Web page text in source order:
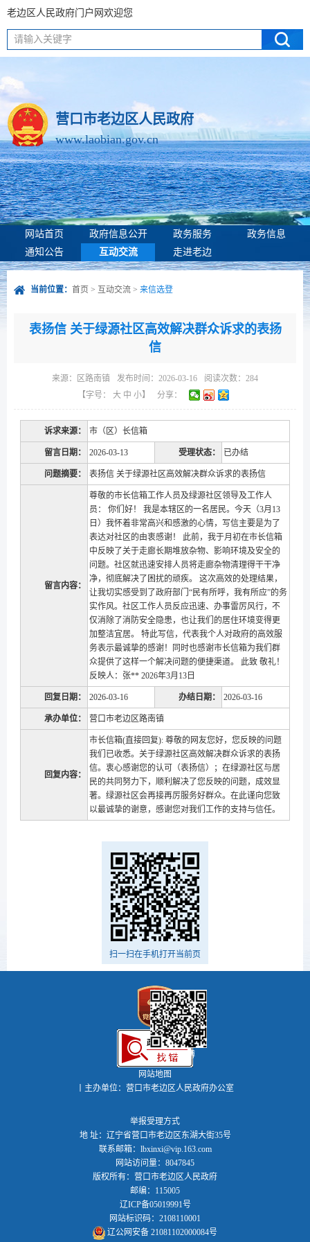
老边区人民政府门户网欢迎您
请输入关键字
营口市老边区人民政府
www.laobian.gov.cn
网站首页 政府信息公开 政务服务
政务信息
通知公告
互动交流 走进老边
当前位置： 首页 > 互动交流 > 来信选登
表扬信 关于绿源社区高效解决群众诉求的表扬
信
来源： 区路南镇 发布时间：2026-03-16 阅读次数： 284
【字号： 大 中 小】 分享：
诉求来源： 市（区）长信箱
留言日期： 2026-03-13 受理状态： 已办结
问题摘要： 表扬信 关于绿源社区高效解决群众诉求的表扬信
留言内容：
尊敬的市长信箱工作人员及绿源社区领导及工作人
员： 你们好！ 我是本辖区的一名居民。今天（3月13
日）我怀着非常高兴和感激的心情，写信主要是为了
表达对社区的由衷感谢！ 此前，我于月初在市长信箱
中反映了关于走廊长期堆放杂物、影响环境及安全的
问题。社区就迅速安排人员将走廊杂物清理得干干净
净，彻底解决了困扰的顽疾。 这次高效的处理结果，
让我切实感受到了政府部门“民有所呼，我有所应”的务
实作风。社区工作人员反应迅速、办事雷厉风行，不
仅消除了消防安全隐患，也让我们的居住环境变得更
加整洁宜居。 特此写信，代表我个人对政府的高效服
务表示最诚挚的感谢！同时也感谢市长信箱为我们群
众提供了这样一个解决问题的便捷渠道。 此致 敬礼！
反映人：张** 2026年3月13日
回复日期： 2026-03-16 办结日期： 2026-03-16
承办单位： 营口市老边区路南镇
回复内容：
市长信箱(直接回复): 尊敬的网友您好，您反映的问题
我们已收悉。关于绿源社区高效解决群众诉求的表扬
信。衷心感谢您的认可（表扬信）；在绿源社区与居
民的共同努力下，顺利解决了您反映的问题，成效显
著。绿源社区会再接再厉服务好群众。在此谨向您致
以最诚挚的谢意，感谢您对我们工作的支持与信任。
扫一扫在手机打开当前页
政务微博
网站地图
丨主办单位：营口市老边区人民政府办公室
举报受理方式
地 址：辽宁省营口市老边区东湖大街35号
联系邮箱：lbxinxi@vip.163.com
网站访问量：8047845
版权所有：营口市老边区人民政府
邮编：115005
辽ICP备05019991号
网站标识码：2108110001
辽公网安备 21081102000084号